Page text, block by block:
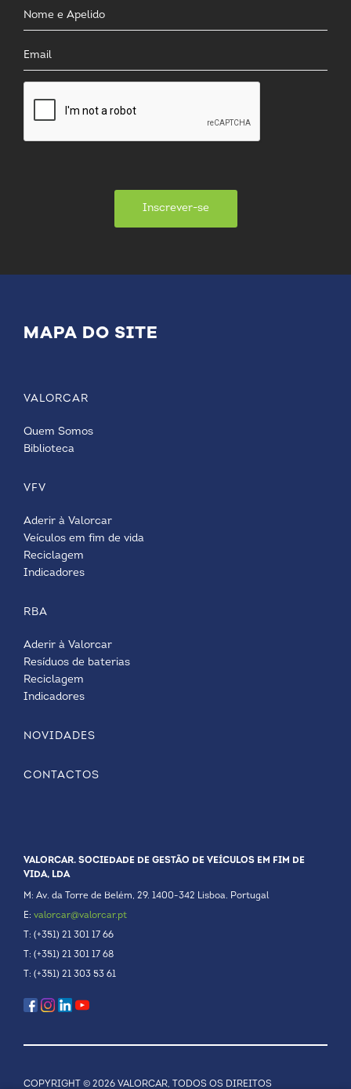
Inscrever-se
MAPA DO SITE
VALORCAR
Quem Somos
Biblioteca
VFV
Aderir à Valorcar
Veículos em fim de vida
Reciclagem
Indicadores
RBA
Aderir à Valorcar
Resíduos de baterias
Reciclagem
Indicadores
NOVIDADES
CONTACTOS
VALORCAR. SOCIEDADE DE GESTÃO DE VEÍCULOS EM FIM DE
VIDA, LDA
M: Av. da Torre de Belém, 29. 1400-342 Lisboa. Portugal
E: valorcar@valorcar.pt
T: (+351) 21 301 17 66
T: (+351) 21 301 17 68
T: (+351) 21 303 53 61
COPYRIGHT © 2026 VALORCAR, TODOS OS DIREITOS